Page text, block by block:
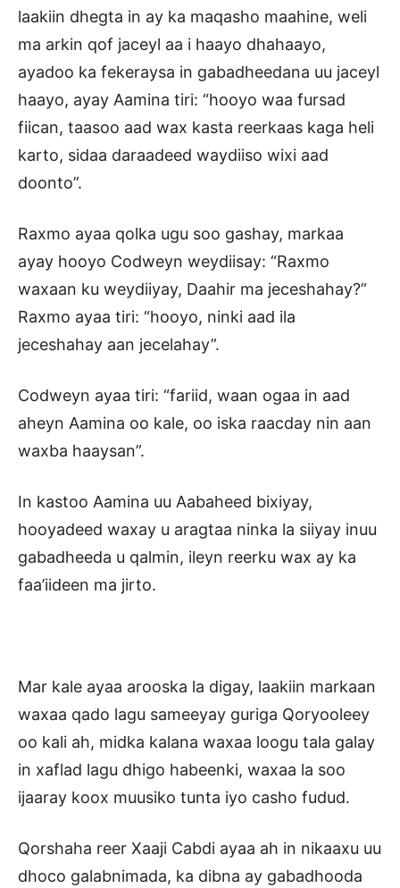
laakiin dhegta in ay ka maqasho maahine, weli
ma arkin qof jaceyl aa i haayo dhahaayo,
ayadoo ka fekeraysa in gabadheedana uu jaceyl
haayo, ayay Aamina tiri: “hooyo waa fursad
fiican, taasoo aad wax kasta reerkaas kaga heli
karto, sidaa daraadeed waydiiso wixi aad
doonto”.
Raxmo ayaa qolka ugu soo gashay, markaa
ayay hooyo Codweyn weydiisay: “Raxmo
waxaan ku weydiiyay, Daahir ma jeceshahay?”
Raxmo ayaa tiri: “hooyo, ninki aad ila
jeceshahay aan jecelahay”.
Codweyn ayaa tiri: “fariid, waan ogaa in aad
aheyn Aamina oo kale, oo iska raacday nin aan
waxba haaysan”.
In kastoo Aamina uu Aabaheed bixiyay,
hooyadeed waxay u aragtaa ninka la siiyay inuu
gabadheeda u qalmin, ileyn reerku wax ay ka
faa’iideen ma jirto.
Mar kale ayaa arooska la digay, laakiin markaan
waxaa qado lagu sameeyay guriga Qoryooleey
oo kali ah, midka kalana waxaa loogu tala galay
in xaflad lagu dhigo habeenki, waxaa la soo
ijaaray koox muusiko tunta iyo casho fudud.
Qorshaha reer Xaaji Cabdi ayaa ah in nikaaxu uu
dhoco galabnimada, ka dibna ay gabadhooda